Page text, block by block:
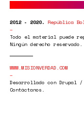
2012 - 2020. República
Todo el material puede
Ningún derecho reservado.
WWW.MISIONVERDAD.COM
Desarrollado con Drupal /
Contáctanos.